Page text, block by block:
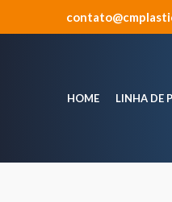
HOME LINHA DE